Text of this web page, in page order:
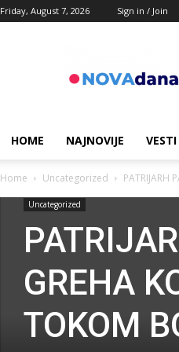
Friday, August 7, 2026 Sign in / Join
HOME NAJNOVIJE VESTI
Home Uncategorized PATRIJARH
Uncategorized
GREHA
TOKOM